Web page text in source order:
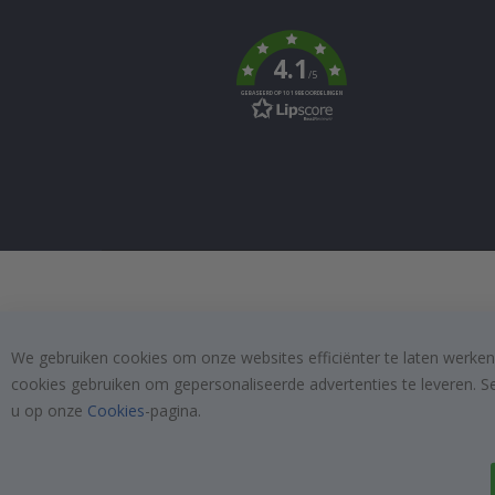
k
4.1/5
GEBASEERD OP 1019 BEOORDELINGEN
We gebruiken cookies om onze websites efficiënter te laten
cookies gebruiken om gepersonaliseerde advertenties te leveren.
u op onze Cookies-pagina.